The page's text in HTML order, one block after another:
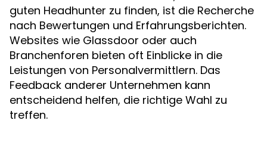
guten Headhunter zu finden, ist die Recherche
nach Bewertungen und Erfahrungsberichten.
Websites wie Glassdoor oder auch
Branchenforen bieten oft Einblicke in die
Leistungen von Personalvermittlern. Das
Feedback anderer Unternehmen kann
entscheidend helfen, die richtige Wahl zu
treffen.